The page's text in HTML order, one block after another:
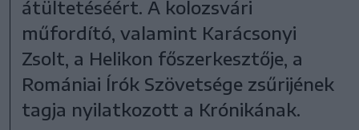
átültetéséért. A kolozsvári
műfordító, valamint Karácsonyi
Zsolt, a Helikon főszerkesztője, a
Romániai Írók Szövetsége zsűrijének
tagja nyilatkozott a Krónikának.